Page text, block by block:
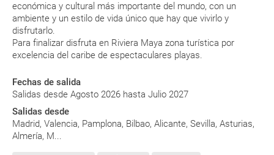
económica y cultural más importante del mundo, con un
ambiente y un estilo de vida único que hay que vivirlo y
disfrutarlo.
Para finalizar disfruta en Riviera Maya zona turística por
excelencia del caribe de espectaculares playas.
Fechas de salida
Salidas desde Agosto 2026 hasta Julio 2027
Salidas desde
Madrid, Valencia, Pamplona, Bilbao, Alicante, Sevilla, Asturias,
Almería, M...